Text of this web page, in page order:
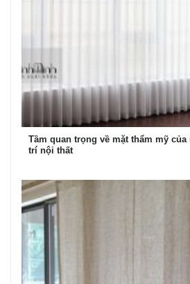
Tầm quan trọng về mặt thẩm mỹ
trí nội thất